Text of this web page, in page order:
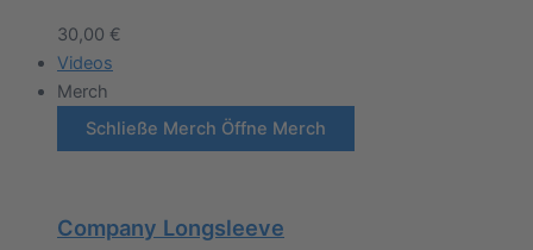
30,00 €
Videos
Merch
Schließe Merch Öffne Merch
Company Longsleeve